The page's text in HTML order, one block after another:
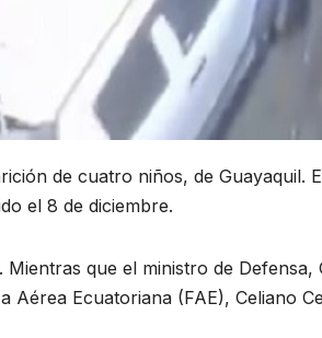
de cuatro niños, de Guayaquil.
el 8 de diciembre.
que el ministro de
Aérea Ecuatoriana (FAE), Celiano